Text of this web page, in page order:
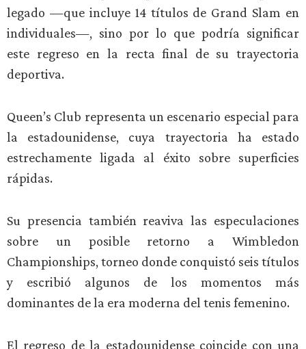
legado —que incluye 14 títulos de Grand Slam en
individuales—, sino por lo que podría significar
este regreso en la recta final de su trayectoria
deportiva.
Queen’s Club representa un escenario especial para
la estadounidense, cuya trayectoria ha estado
estrechamente ligada al éxito sobre superficies
rápidas.
Su presencia también reaviva las especulaciones
sobre un posible retorno a Wimbledon
Championships, torneo donde conquistó seis títulos
y escribió algunos de los momentos más
dominantes de la era moderna del tenis femenino.
El regreso de la estadounidense coincide con una